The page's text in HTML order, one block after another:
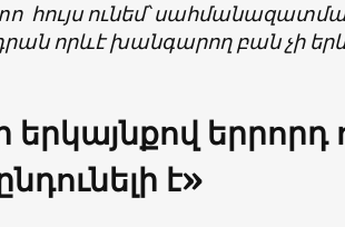
հույս ունեմ՝
որևէ խանգարող բան չի
երրորդ
է»